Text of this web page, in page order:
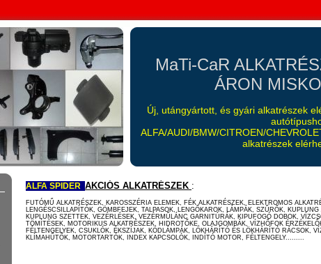
MaTi-CaR
ÁRON
Új, utángyártott, és gyári alkatrészek
ALFA/AUDI/BMW/CITROEN/
alkatrészek
ALFA SPIDER AKCIÓS ALKATRÉSZEK :
FUTÓMŰ ALKATRÉSZEK, KAROSSZÉRIA ELEMEK, FÉK ALKATRÉSZEK, ELEKTROMOS
LENGÉSCSILLAPÍTÓK, GÖMBFEJEK, TALPASOK, LENGŐKAROK, LÁMPÁK, SZŰRŐK, KUPLUNG
KUPLUNG SZETTEK, VEZÉRLÉSEK, VEZÉRMŰLÁNC GARNITÚRÁK, KIPUFOGÓ DOBOK,
TÖMÍTÉSEK, MOTORIKUS ALKATRÉSZEK, HIDROTŐKE, OLAJGOMBÁK, VÍZHŐFOK
FÉLTENGELYEK, CSUKLÓK, ÉKSZÍJAK, KÖDLÁMPÁK, LÖKHÁRÍTÓ ÉS LÖKHÁRÍTÓ RÁCSOK,
KLÍMAHŰTŐK, MOTORTARTÓK, INDEX KAPCSOLÓK, INDÍTÓ MOTOR, FÉLTENGELY.........